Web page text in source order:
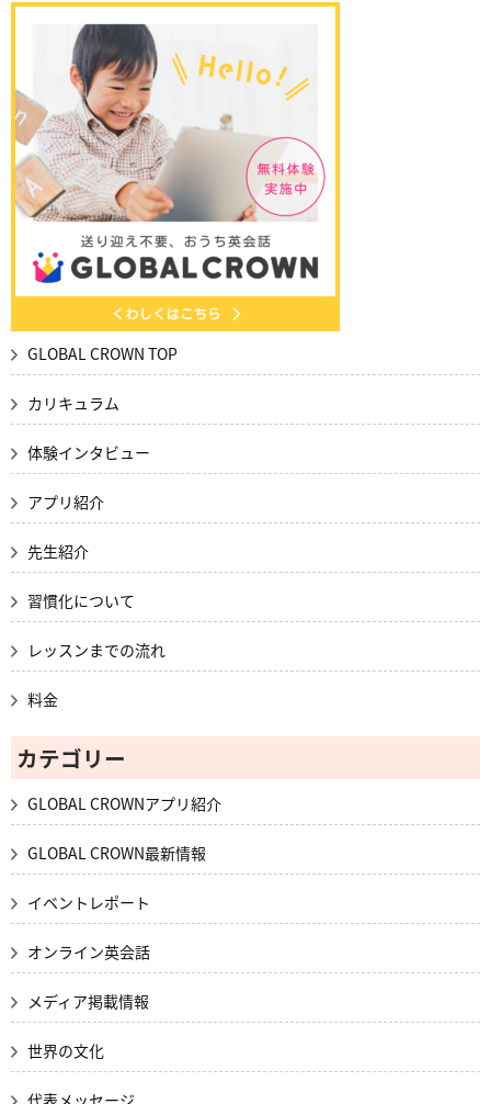
GLOBAL CROWN TOP
カリキュラム
体験インタビュー
アプリ紹介
先生紹介
習慣化について
レッスンまでの流れ
料金
カテゴリー
GLOBAL CROWNアプリ紹介
GLOBAL CROWN最新情報
イベントレポート
オンライン英会話
メディア掲載情報
世界の文化
代表メッセージ